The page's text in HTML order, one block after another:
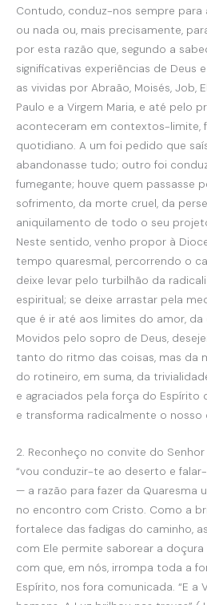
Contudo, conduz-nos sempre
ou nada ou, mais precisamente,
por esta razão que, segundo a
significativas experiências de Deus
as vividas por Abraão, Moisés, Job,
Paulo e a Virgem Maria, e até pelo
aconteceram em contextos-limite,
quotidiano. A um foi pedido que
abandonasse tudo; outro foi
fumegante; houve quem passasse
sofrimento, da morte cruel, da
aniquilamento de todo o seu
Neste sentido, venho propor à
tempo quaresmal, percorrendo o
deixe levar pelo turbilhão da
espiritual; se deixe arrastar pela
que é ir até aos limites do amor, da
Movidos pelo sopro de Deus,
tanto do ritmo das coisas, mas da
do rotineiro, em suma, da
e agraciados pela força do Espírito
e transforma radicalmente o nosso
2. Reconheço no convite do
“vou conduzir-te ao deserto e falar-
— a razão para fazer da Quaresma
no encontro com Cristo. Como a
fortalece das fadigas do caminho,
com Ele permite saborear a doçura
com que, em nós, irrompa toda a
Espírito, nos fora comunicada. “E a